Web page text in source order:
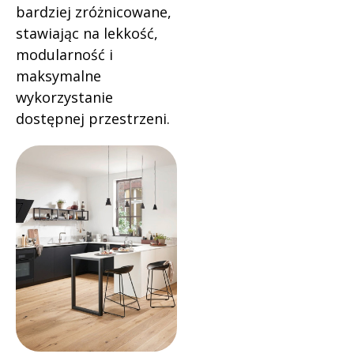
bardziej zróżnicowane,
stawiając na lekkość,
modularność i
maksymalne
wykorzystanie
dostępnej przestrzeni.